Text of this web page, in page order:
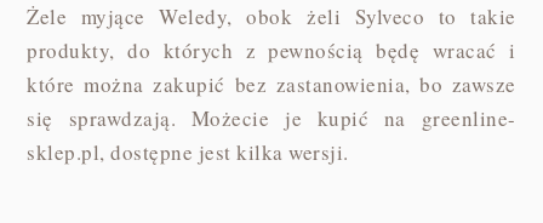
Żele myjące Weledy, obok żeli Sylveco to takie
produkty, do których z pewnością będę wracać i
które można zakupić bez zastanowienia, bo zawsze
się sprawdzają. Możecie je kupić na greenline-
sklep.pl, dostępne jest kilka wersji.